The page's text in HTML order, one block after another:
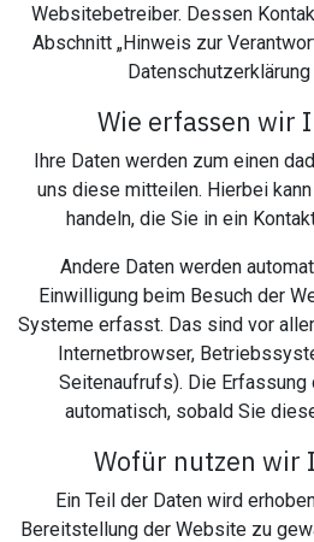
Websitebetreiber. Dessen
Abschnitt „Hinweis zur
Datenschutzerklärung
Wie erfassen wir
Ihre Daten werden zum einen
uns diese mitteilen. Hierbei
handeln, die Sie in ein
Andere Daten werden
Einwilligung beim Besuch der
Systeme erfasst. Das sind vor
Internetbrowser,
Seitenaufrufs). Die
automatisch, sobald Sie
Wofür nutzen wir
Ein Teil der Daten wird
Bereitstellung der Website zu